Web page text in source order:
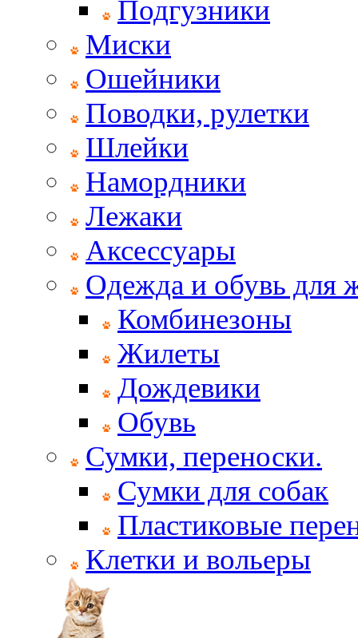
Подгузники
Миски
Ошейники
Поводки, рулетки
Шлейки
Намордники
Лежаки
Аксессуары
Одежда и обувь для
Комбинезоны
Жилеты
Дождевики
Обувь
Сумки, переноски.
Сумки для собак
Пластиковые
Клетки и вольеры